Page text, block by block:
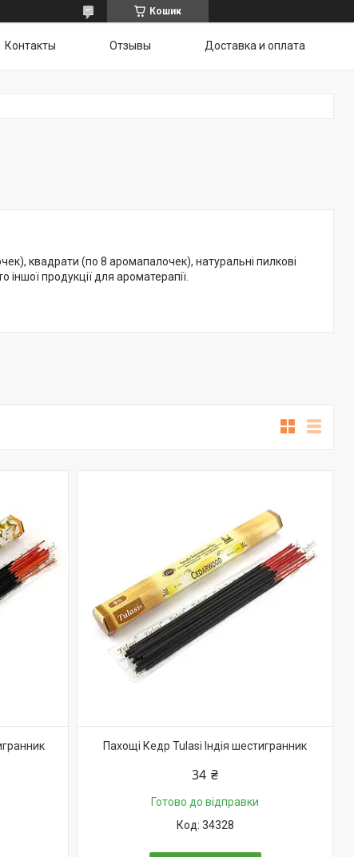
Кошик
Контакты Отзывы Доставка и оплата
квадрати (по 8 аромапалочек), натуральні пилкові
продукції для ароматерапії.
Пахощі Кедр Tulasi Індія шестигранник
34 ₴
Готово до відправки
34328